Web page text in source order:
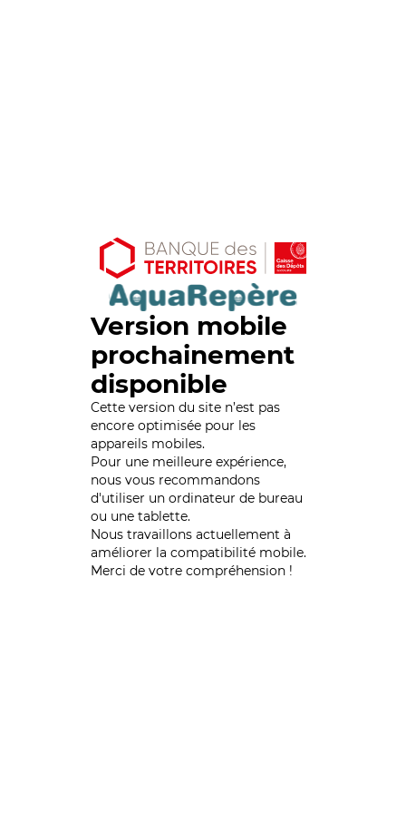
Version mobile
prochainement
disponible
Cette version du site n’est pas
encore optimisée pour les
appareils mobiles.
Pour une meilleure expérience,
nous vous recommandons
d'utiliser un ordinateur de bureau
ou une tablette.
Nous travaillons actuellement à
améliorer la compatibilité mobile.
Merci de votre compréhension !